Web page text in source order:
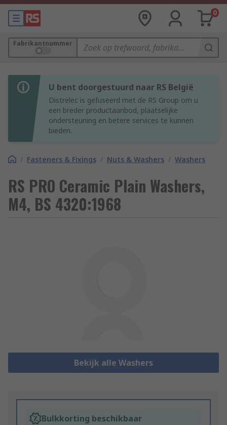
0
Fabrikantnummer
U bent doorgestuurd naar RS België
Distrelec is gefuseerd met de RS Group om u
een breder productaanbod, plaatselijke
ondersteuning en betere services te kunnen
bieden.
/ Fasteners & Fixings / Nuts & Washers / Washers
RS PRO Ceramic Plain Washers,
M4, BS 4320:1968
Bekijk alle Washers
Bulkkorting beschikbaar